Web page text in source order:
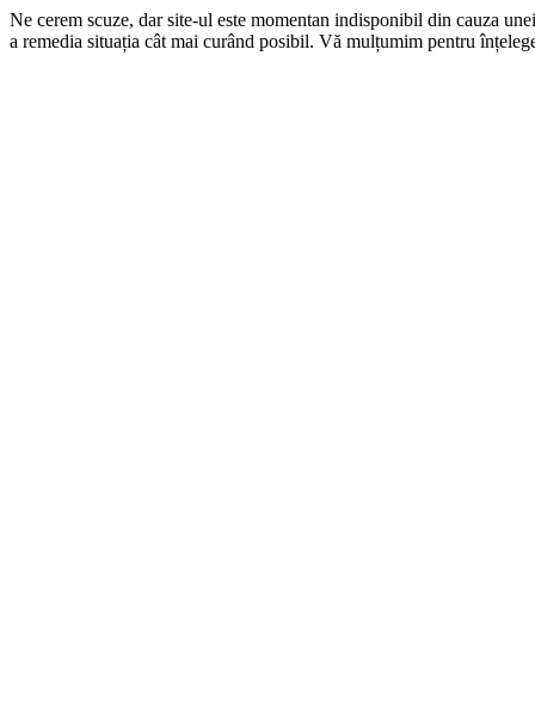
Ne cerem scuze, dar site-ul este momentan indisponibil din cauza
a remedia situația cât mai curând posibil. Vă mulțumim pentru